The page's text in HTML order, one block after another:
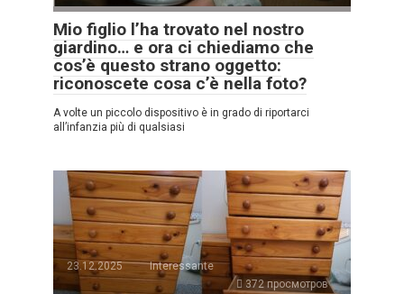
Mio figlio l’ha trovato nel nostro
giardino… e ora ci chiediamo che
cos’è questo strano oggetto:
riconoscete cosa c’è nella foto?
A volte un piccolo dispositivo è in grado di riportarci
all’infanzia più di qualsiasi
23.12.2025
Interessante
372 просмотров